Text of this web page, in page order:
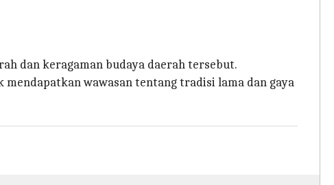
dan keragaman budaya daerah tersebut.
wawasan tentang tradisi lama dan gaya